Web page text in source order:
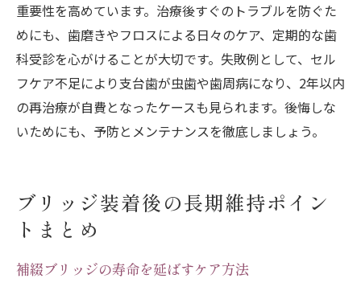
重要性を高めています。治療後すぐのトラブルを防ぐた
めにも、歯磨きやフロスによる日々のケア、定期的な歯
科受診を心がけることが大切です。失敗例として、セル
フケア不足により支台歯が虫歯や歯周病になり、2年以内
の再治療が自費となったケースも見られます。後悔しな
いためにも、予防とメンテナンスを徹底しましょう。
ブリッジ装着後の長期維持ポイン
トまとめ
補綴ブリッジの寿命を延ばすケア方法